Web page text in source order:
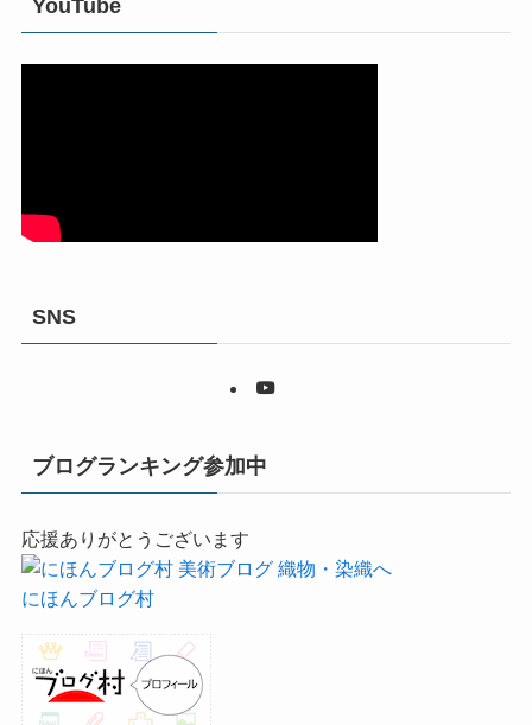
YouTube
SNS
ブログランキング参加中
応援ありがとうございます
にほんブログ村